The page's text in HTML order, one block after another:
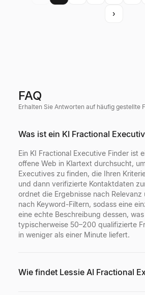
›
FAQ
Erhalten Sie Antworten auf häufig gestellte
Was ist ein KI Fractional
Ein KI Fractional Executive Finder ist
offene Web in Klartext durchsucht,
Executives zu finden, die Ihren
und dann verifizierte Kontaktdaten
ordnet die Ergebnisse nach
nach Keyword-Filtern, sodass eine
eine echte Beschreibung dessen,
typischerweise 50–200 qualifizierte
in weniger als einer Minute liefert.
Wie findet Lessie AI Fractional